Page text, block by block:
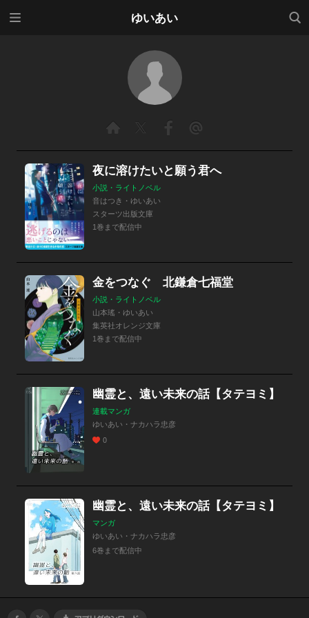
ゆいあい
検索
夜に溶けたいと願う君へ
小説・ライトノベル
音はつき・ゆいあい
スターツ出版文庫
1巻まで配信中
金をつなぐ 北鎌倉七福堂
小説・ライトノベル
山本瑤・ゆいあい
集英社オレンジ文庫
1巻まで配信中
幽霊と、遠い未来の話【タテヨミ】
連載マンガ
ゆいあい・ナカハラ忠彦
0
幽霊と、遠い未来の話【タテヨミ】
マンガ
ゆいあい・ナカハラ忠彦
6巻まで配信中